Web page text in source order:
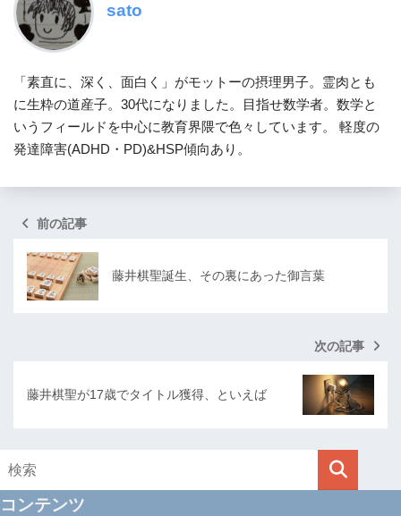
sato
「素直に、深く、面白く」がモットーの摂理男子。霊肉とも
に生粋の道産子。30代になりました。目指せ数学者。数学と
いうフィールドを中心に教育界隈で色々しています。 軽度の
発達障害(ADHD・PD)&HSP傾向あり。
前の記事
藤井棋聖誕生、その裏にあった御言葉
次の記事
藤井棋聖が17歳でタイトル獲得、といえば
コンテンツ